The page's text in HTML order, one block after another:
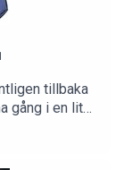
tillbaka
gång i en lite
Lyssna så